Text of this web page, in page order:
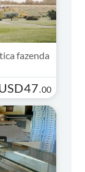
fazenda
47.00